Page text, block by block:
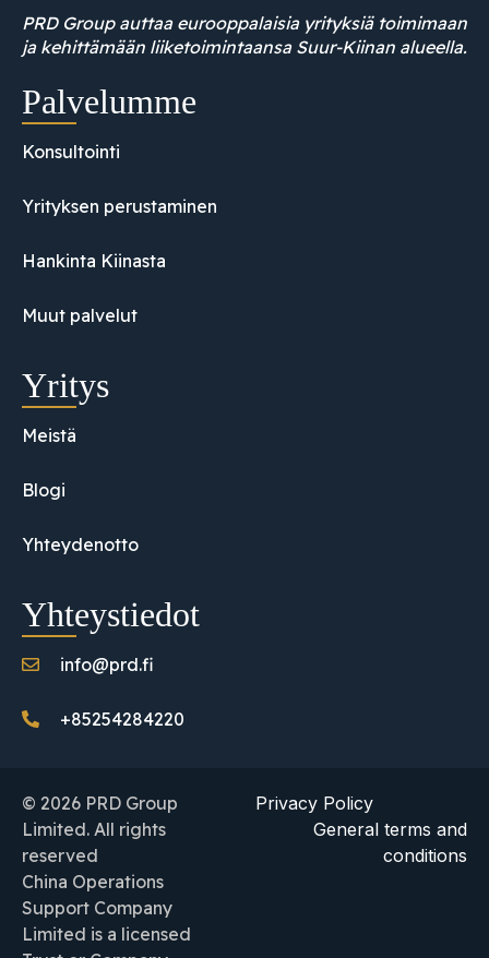
PRD Group auttaa eurooppalaisia yrityksiä toimimaan
ja kehittämään liiketoimintaansa Suur-Kiinan alueella.
Palvelumme
Konsultointi
Yrityksen perustaminen
Hankinta Kiinasta
Muut palvelut
Yritys
Meistä
Blogi
Yhteydenotto
Yhteystiedot
info@prd.fi
+85254284220
© 2026 PRD Group
Limited. All rights
reserved
China Operations
Support Company
Limited is a licensed
Privacy Policy
General terms and
conditions